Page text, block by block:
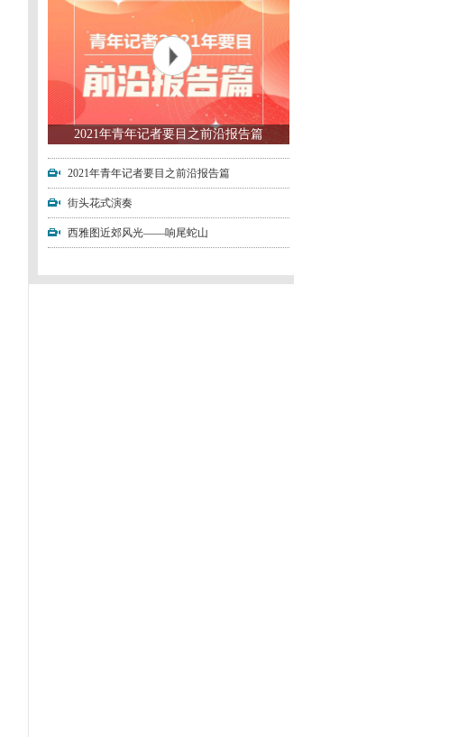
2021年青年记者要目之前沿报告篇
2021年青年记者要目之前沿报告篇
街头花式演奏
西雅图近郊风光——响尾蛇山